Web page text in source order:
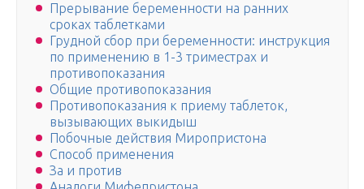
Прерывание беременности на ранних
сроках таблетками
Грудной сбор при беременности: инструкция
по применению в 1-3 триместрах и
противопоказания
Общие противопоказания
Противопоказания к приему таблеток,
вызывающих выкидыш
Побочные действия Миропристона
Способ применения
За и против